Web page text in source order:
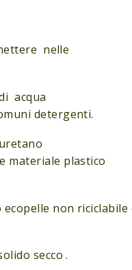
nelle
acqua
detergenti.
materiale plastico
non riciclabile
secco .